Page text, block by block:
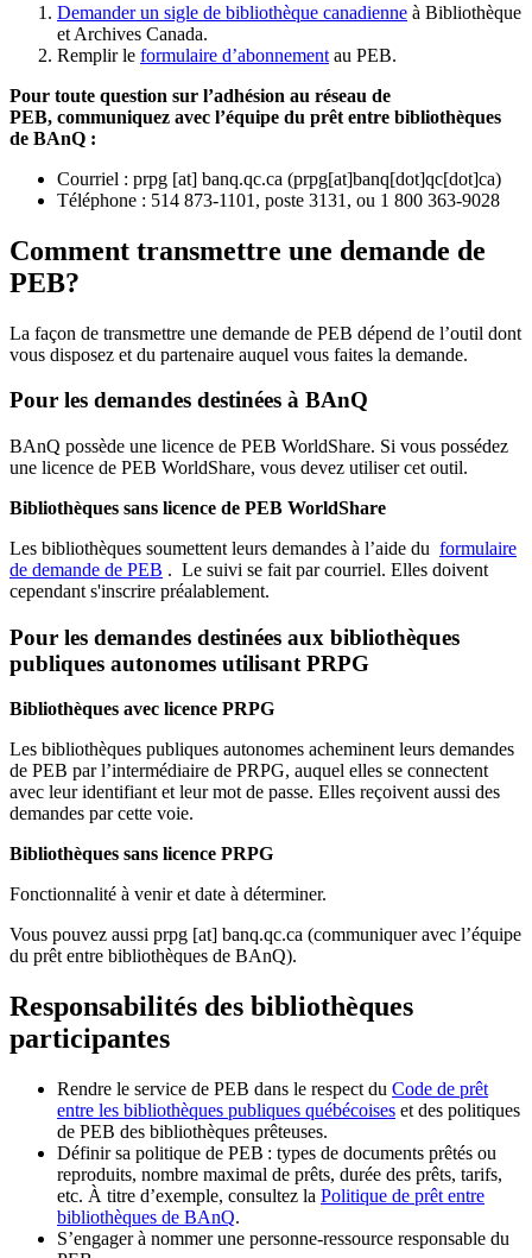
Demander un sigle de bibliothèque canadienne à Bibliothèque
et Archives Canada.
Remplir le formulaire d’abonnement au PEB.
Pour toute question sur l’adhésion au réseau de
PEB, communiquez avec l’équipe du prêt entre bibliothèques
de BAnQ :
Courriel : prpg [at] banq.qc.ca (prpg[at]banq[dot]qc[dot]ca)
Téléphone : 514 873-1101, poste 3131, ou 1 800 363-9028
Comment transmettre une demande de
PEB?
La façon de transmettre une demande de PEB dépend de l’outil dont
vous disposez et du partenaire auquel vous faites la demande.
Pour les demandes destinées à BAnQ
BAnQ possède une licence de PEB WorldShare. Si vous possédez
une licence de PEB WorldShare, vous devez utiliser cet outil.
Bibliothèques sans licence de PEB WorldShare
Les bibliothèques soumettent leurs demandes à l’aide du formulaire
de demande de PEB . Le suivi se fait par courriel. Elles doivent
cependant s'inscrire préalablement.
Pour les demandes destinées aux bibliothèques
publiques autonomes utilisant PRPG
Bibliothèques avec licence PRPG
Les bibliothèques publiques autonomes acheminent leurs demandes
de PEB par l’intermédiaire de PRPG, auquel elles se connectent
avec leur identifiant et leur mot de passe. Elles reçoivent aussi des
demandes par cette voie.
Bibliothèques sans licence PRPG
Fonctionnalité à venir et date à déterminer.
Vous pouvez aussi prpg [at] banq.qc.ca (communiquer avec l’équipe
du prêt entre bibliothèques de BAnQ).
Responsabilités des bibliothèques
participantes
Rendre le service de PEB dans le respect du Code de prêt
entre les bibliothèques publiques québécoises et des politiques
de PEB des bibliothèques prêteuses.
Définir sa politique de PEB : types de documents prêtés ou
reproduits, nombre maximal de prêts, durée des prêts, tarifs,
etc. À titre d’exemple, consultez la Politique de prêt entre
bibliothèques de BAnQ.
S’engager à nommer une personne-ressource responsable du